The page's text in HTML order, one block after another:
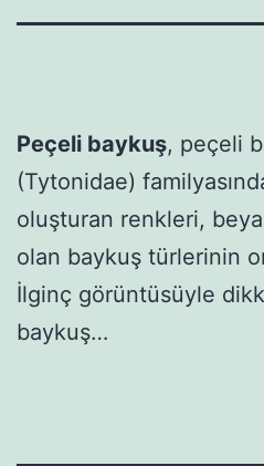
Peçeli baykuş, peçeli
(Tytonidae)
oluşturan renkleri,
olan baykuş türlerinin
İlginç görüntüsüyle
baykuş…